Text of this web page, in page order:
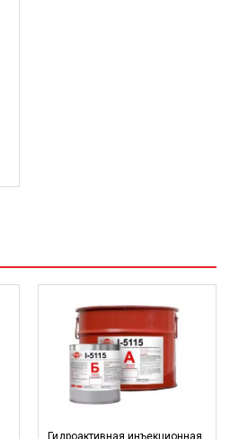
Гидроактивная инъекционная